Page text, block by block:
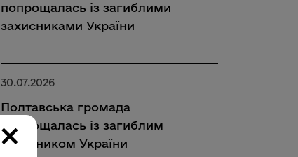
попрощалась із загиблими
захисниками України
30.07.2026
Полтавська громада
попрощалась із загиблим
захисником України
×